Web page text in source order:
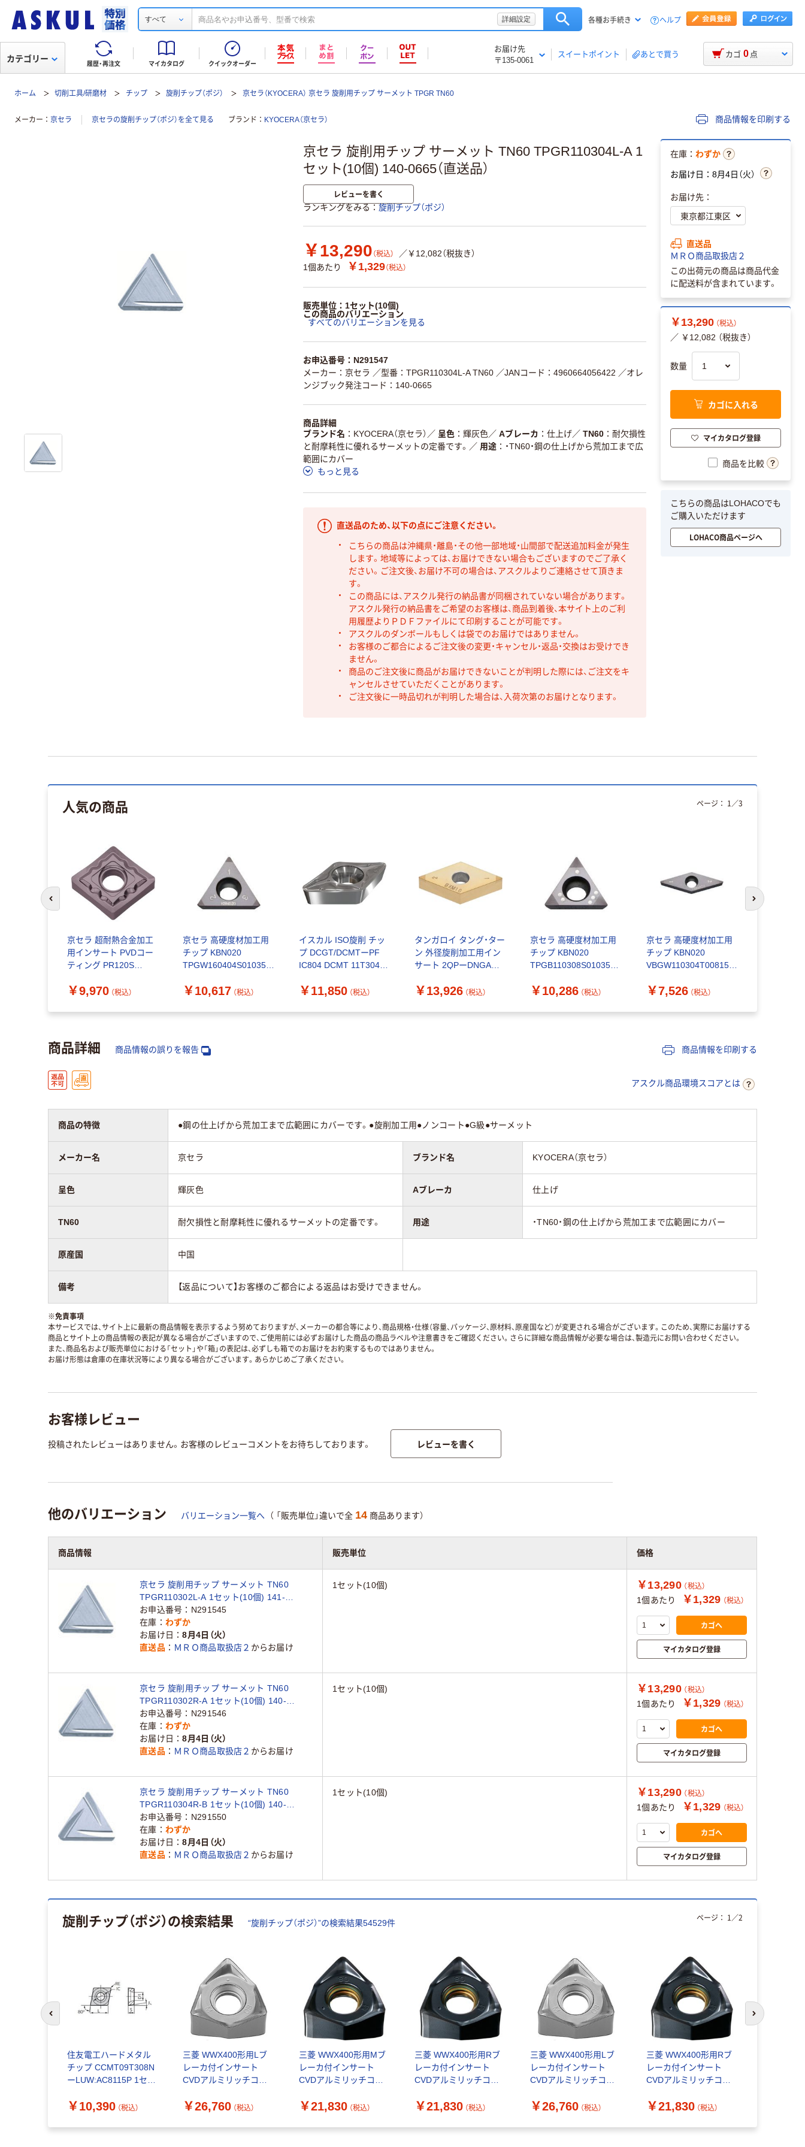
すべて 詳細設定 各種お手続き ヘルプ
履歴・再注文 マイカタログ クイックオーダー
お届け先
〒135-0061
スイートポイント あとで買う
カテゴリー カゴ 0 点
ホーム 切削工具/研磨材 チップ 旋削チップ（ポジ） 京セラ（KYOCERA） 京セラ 旋削用チップ サーメット TPGR TN60
メーカー 京セラ 京セラの旋削チップ（ポジ）を全て見る ブランド KYOCERA（京セラ） 商品情報を印刷する
京セラ 旋削用チップ サーメット TN60 TPGR110304L-A 1
セット(10個) 140-0665（直送品）
レビューを書く
ランキングをみる 旋削チップ（ポジ）
￥13,290 （税込）
／￥12,082（税抜き）
1個あたり
￥1,329（税込）
販売単位：1セット(10個)
この商品のバリエーション
すべてのバリエーションを見る
お申込番号：N291547
メーカー：京セラ ／型番：TPGR110304L-A TN60 ／JANコード：4960664056422 ／オレ
ンジブック発注コード：140-0665
商品詳細
ブランド名
KYOCERA（京セラ） ／ 呈色 輝灰色 ／ Aブレーカ 仕上げ／ TN60
耐欠損性
と耐摩耗性に優れるサーメットの定番です。 ／ 用途
・TN60・鋼の仕上げから荒加工まで広
範囲にカバー
もっと見る
直送品のため、以下の点にご注意ください。
こちらの商品は沖縄県・離島・その他一部地域・山間部で配送追加料金が発生
します。地域等によっては、お届けできない場合もございますのでご了承く
ださい。ご注文後、お届け不可の場合は、アスクルよりご連絡させて頂きま
す。
この商品には、アスクル発行の納品書が同梱されていない場合があります。
アスクル発行の納品書をご希望のお客様は、商品到着後、本サイト上のご利
用履歴よりＰＤＦファイルにて印刷することが可能です。
アスクルのダンボールもしくは袋でのお届けではありません。
お客様のご都合によるご注文後の変更・キャンセル・返品・交換はお受けでき
ません。
商品のご注文後に商品がお届けできないことが判明した際には、ご注文をキ
ャンセルさせていただくことがあります。
ご注文後に一時品切れが判明した場合は、入荷次第のお届けとなります。
在庫： わずか
お届け日：8月4日（火）
お届け先：
直送品
ＭＲＯ商品取扱店２
この出荷元の商品は商品代金
に配送料が含まれています。
￥13,290 （税込）
／ ￥12,082 （税抜き）
数量
カゴに入れる
マイカタログ登録
商品を比較
こちらの商品はLOHACOでも
ご購入いただけます
LOHACO商品ページへ
人気の商品
京セラ 超耐熱合金加工
用インサート PVDコー
ティング PR120S
ト(10個) 558-2658（直
￥9,970 （税込）
京セラ 高硬度材加工用
チップ KBN020
TPGW160404S01035M
品）
￥10,617 （税込）
イスカル ISO旋削 チッ
プ DCGT/DCMTーPF
IC804 DCMT 11T304-
4854（直送品）
￥11,850 （税込）
タンガロイ タング・ター
ン 外径旋削加工用イン
サート 2QPーDNGA
DNGA150604HC 1セッ
￥13,926 （税込）
京セラ 高硬度材加工用
チップ KBN020
TPGB110308S01035M
品）
￥10,286 （税込）
京セラ 高硬度材加工用
チップ KBN020
VBGW110304T00815M
品）
￥7,526 （税込）
ページ： 1 ／3
前のスライドへ 次のスライド
商品詳細 商品情報の誤りを報告 商品情報を印刷する
アスクル商品環境スコアとは
商品の特徴 ●鋼の仕上げから荒加工まで広範囲にカバーです。●旋削加工用●ノンコート●G級●サーメット
メーカー名 京セラ ブランド名 KYOCERA（京セラ）
呈色 輝灰色 Aブレーカ 仕上げ
TN60 耐欠損性と耐摩耗性に優れるサーメットの定番です。 用途 ・TN60・鋼の仕上げから荒加工まで広範囲にカバー
原産国 中国
備考 【返品について】お客様のご都合による返品はお受けできません。
※免責事項
本サービスでは、サイト上に最新の商品情報を表示するよう努めておりますが、メーカーの都合等により、商品規格・仕様（容量、パッケージ、原材料、原産国など）が変更される場合がございます。このため、実際にお届けする
商品とサイト上の商品情報の表記が異なる場合がございますので、ご使用前には必ずお届けした商品の商品ラベルや注意書きをご確認ください。さらに詳細な商品情報が必要な場合は、製造元にお問い合わせください。
また、商品名および販売単位における「セット」や「箱」の表記は、必ずしも箱でのお届けをお約束するものではありません。
お届け形態は倉庫の在庫状況等により異なる場合がございます。あらかじめご了承ください。
お客様レビュー
投稿されたレビューはありません。お客様のレビューコメントをお待ちしております。 レビューを書く
他のバリエーション バリエーション一覧へ （ 「販売単位」違いで全 14 商品あります）
商品情報 販売単位 価格
京セラ 旋削用チップ サーメット TN60
TPGR110302L-A 1セット(10個) 141-
6251（直送品）
お申込番号
N291545
在庫
わずか
お届け日
8月4日（火）
直送品
ＭＲＯ商品取扱店２ からお届け
1セット(10個) ￥13,290 （税込）
1個あたり ￥1,329 （税込）
カゴへ
マイカタログ登録
京セラ 旋削用チップ サーメット TN60
TPGR110302R-A 1セット(10個) 140-
0649（直送品）
お申込番号
N291546
在庫
わずか
お届け日
8月4日（火）
直送品
ＭＲＯ商品取扱店２ からお届け
1セット(10個) ￥13,290 （税込）
1個あたり ￥1,329 （税込）
カゴへ
マイカタログ登録
京セラ 旋削用チップ サーメット TN60
TPGR110304R-B 1セット(10個) 140-
0690（直送品）
お申込番号
N291550
在庫
わずか
お届け日
8月4日（火）
直送品
ＭＲＯ商品取扱店２ からお届け
1セット(10個) ￥13,290 （税込）
1個あたり ￥1,329 （税込）
カゴへ
マイカタログ登録
旋削チップ（ポジ）の検索結果 “旋削チップ（ポジ）”の検索結果54529件
住友電工ハードメタル
チップ CCMT09T308N
ーLUW:AC8115P 1セッ
￥10,390 （税込）
三菱 WWX400形用Lブ
レーカ付インサート
CVDアルミリッチコー
6NGU1409080PNER-
￥26,760 （税込）
三菱 WWX400形用Mブ
レーカ付インサート
CVDアルミリッチコー
6NMU1409080PNER-
￥21,830 （税込）
三菱 WWX400形用Rブ
レーカ付インサート
CVDアルミリッチコー
6NMU1409200PNER-
￥21,830 （税込）
三菱 WWX400形用Lブ
レーカ付インサート
CVDアルミリッチコー
6NGU1409040PNER-
￥26,760 （税込）
三菱 WWX400形用Rブ
レーカ付インサート
CVDアルミリッチコー
6NMU1409160PNER-
￥21,830 （税込）
ページ： 1／2
次のスライド